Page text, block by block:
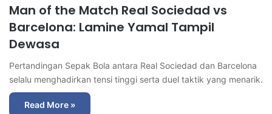
Man of the Match Real Sociedad vs
Barcelona: Lamine Yamal Tampil
Dewasa
Pertandingan Sepak Bola antara Real Sociedad dan Barcelona
selalu menghadirkan tensi tinggi serta duel taktik yang menarik.
Read More »